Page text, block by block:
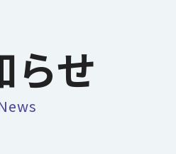
らせ